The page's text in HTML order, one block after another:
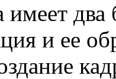
два
и ее